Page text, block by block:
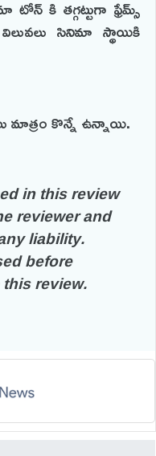
కి తగ్గట్టుగా ఫ్రేమ్స్
సినిమా స్థాయికి
మాత్రం కొన్నే ఉన్నాయి.
in this review
reviewer and
liability.
before
review.